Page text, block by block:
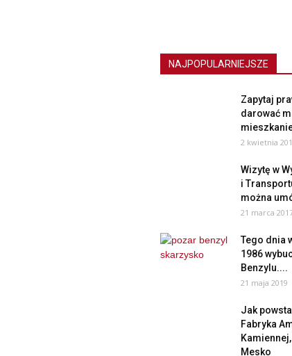
NAJPOPULARNIEJSZE
Zapytaj
darować
2 kwietnia
Wizytę w
i
można
21 marca
Tego dnia
1986
Benzylu....
21 maja 2019
Jak
Fabryka
Mesko